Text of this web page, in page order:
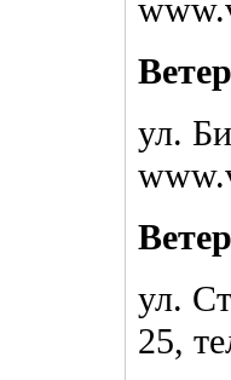
ул.
ул.
25,